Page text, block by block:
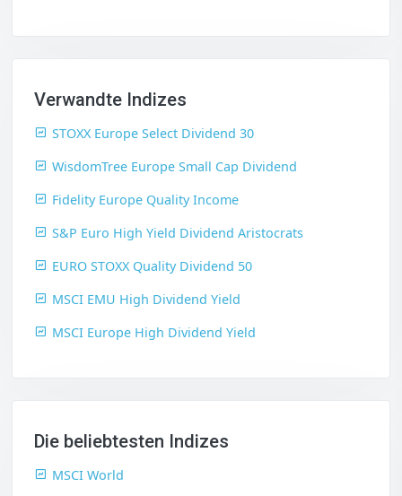
Verwandte Indizes
STOXX Europe Select Dividend 30
WisdomTree Europe Small Cap Dividend
Fidelity Europe Quality Income
S&P Euro High Yield Dividend Aristocrats
EURO STOXX Quality Dividend 50
MSCI EMU High Dividend Yield
MSCI Europe High Dividend Yield
Die beliebtesten Indizes
MSCI World